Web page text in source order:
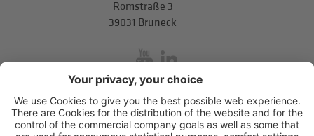
Romstraße 3
39031 Bruneck
inService
Mitterweg 5, Bozner Boden,I-39100Bozen.T+39 0471 310
311.info@hds-bz.it